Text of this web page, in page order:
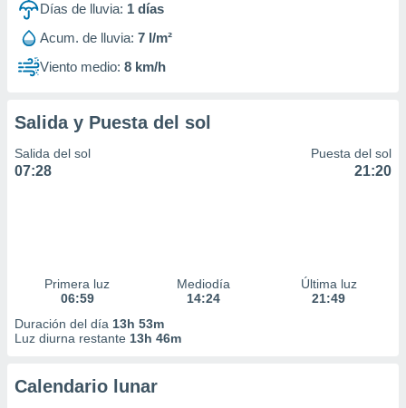
Días de lluvia: 1 días
Acum. de lluvia: 7 l/m²
Viento medio: 8 km/h
Salida y Puesta del sol
Salida del sol
07:28
Puesta del sol
21:20
Primera luz
06:59
Mediodía
14:24
Última luz
21:49
Duración del día 13h 53m
Luz diurna restante 13h 46m
Calendario lunar